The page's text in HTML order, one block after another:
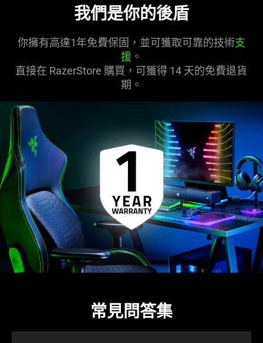
我們是你的後盾
你擁有高達1年免費保固，並可獲取可靠的技術支
援。
直接在 RazerStore 購買，可獲得 14 天的免費退貨
期。
常見問答集